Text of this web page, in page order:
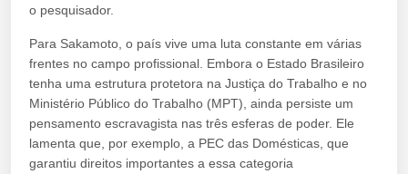
o pesquisador.
Para Sakamoto, o país vive uma luta constante em várias
frentes no campo profissional. Embora o Estado Brasileiro
tenha uma estrutura protetora na Justiça do Trabalho e no
Ministério Público do Trabalho (MPT), ainda persiste um
pensamento escravagista nas três esferas de poder. Ele
lamenta que, por exemplo, a PEC das Domésticas, que
garantiu direitos importantes a essa categoria